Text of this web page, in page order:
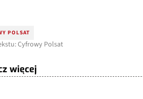
POLSAT
Cyfrowy Polsat
więcej